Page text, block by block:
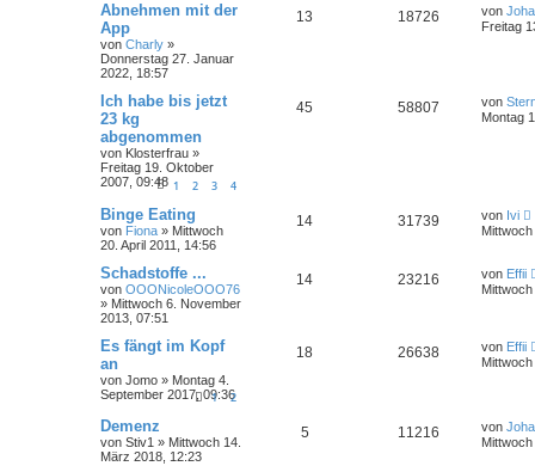
Abnehmen mit der
App
von Charly »
Donnerstag 27. Januar
2022, 18:57
13 18726 von
Freitag
Ich habe bis jetzt
23 kg
abgenommen
von Klosterfrau »
Freitag 19. Oktober
2007, 09:48 1 2 3 4
45 58807 von
Montag
Binge Eating
von Fiona » Mittwoch
20. April 2011, 14:56
14 31739 von Ivi
Schadstoffe ...
von OOONicoleOOO76
» Mittwoch 6. November
2013, 07:51
14 23216 von Effii
Es fängt im Kopf
an
von Jomo » Montag 4.
September 2017, 09:36
1 2
18 26638 von Effii
Demenz
von Stiv1 » Mittwoch 14.
März 2018, 12:23
5 11216 von